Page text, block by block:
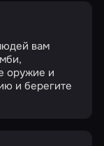
вам
оружие и
и берегите